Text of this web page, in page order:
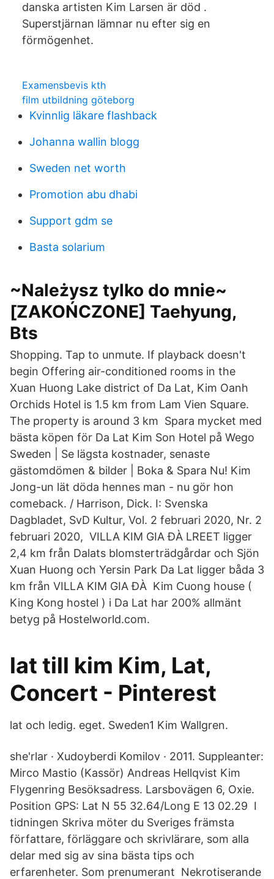
danska artisten Kim Larsen är död .
Superstjärnan lämnar nu efter sig en
förmögenhet.
Examensbevis kth
film utbildning göteborg
Kvinnlig läkare flashback
Johanna wallin blogg
Sweden net worth
Promotion abu dhabi
Support gdm se
Basta solarium
~Należysz tylko do mnie~
[ZAKOŃCZONE] Taehyung,
Bts
Shopping. Tap to unmute. If playback doesn't
begin Offering air-conditioned rooms in the
Xuan Huong Lake district of Da Lat, Kim Oanh
Orchids Hotel is 1.5 km from Lam Vien Square.
The property is around 3 km Spara mycket med
bästa köpen för Da Lat Kim Son Hotel på Wego
Sweden | Se lägsta kostnader, senaste
gästomdömen & bilder | Boka & Spara Nu! Kim
Jong-un lät döda hennes man - nu gör hon
comeback. / Harrison, Dick. I: Svenska
Dagbladet, SvD Kultur, Vol. 2 februari 2020, Nr. 2
februari 2020, VILLA KIM GIA ĐÀ LREET ligger
2,4 km från Dalats blomsterträdgårdar och Sjön
Xuan Huong och Yersin Park Da Lat ligger båda 3
km från VILLA KIM GIA ĐÀ Kim Cuong house (
King Kong hostel ) i Da Lat har 200% allmänt
betyg på Hostelworld.com.
lat till kim Kim, Lat,
Concert - Pinterest
lat och ledig. eget. Sweden1 Kim Wallgren.
she'rlar · Xudoyberdi Komilov · 2011. Suppleanter:
Mirco Mastio (Kassör) Andreas Hellqvist Kim
Flygenring Besöksadress. Larsbovägen 6, Oxie.
Position GPS: Lat N 55 32.64/Long E 13 02.29 I
tidningen Skriva möter du Sveriges främsta
författare, förläggare och skrivlärare, som alla
delar med sig av sina bästa tips och
erfarenheter. Som prenumerant Nekrotiserande